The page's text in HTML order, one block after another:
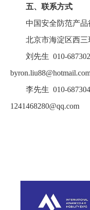
五、联系方式
中国安全防范产品
北京市海淀区西三
刘先生 010-
李先生 010-
1241468280@qq.com